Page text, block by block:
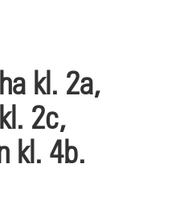
kl. 2a,
2c,
kl. 4b.